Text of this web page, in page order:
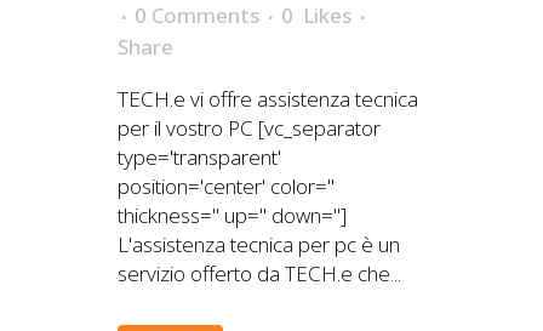
0 Comments
0 Likes
Share
TECH.e vi offre assistenza tecnica
per il vostro PC [vc_separator
type='transparent'
position='center' color=''
thickness='' up='' down='']
L'assistenza tecnica per pc è un
servizio offerto da TECH.e che...